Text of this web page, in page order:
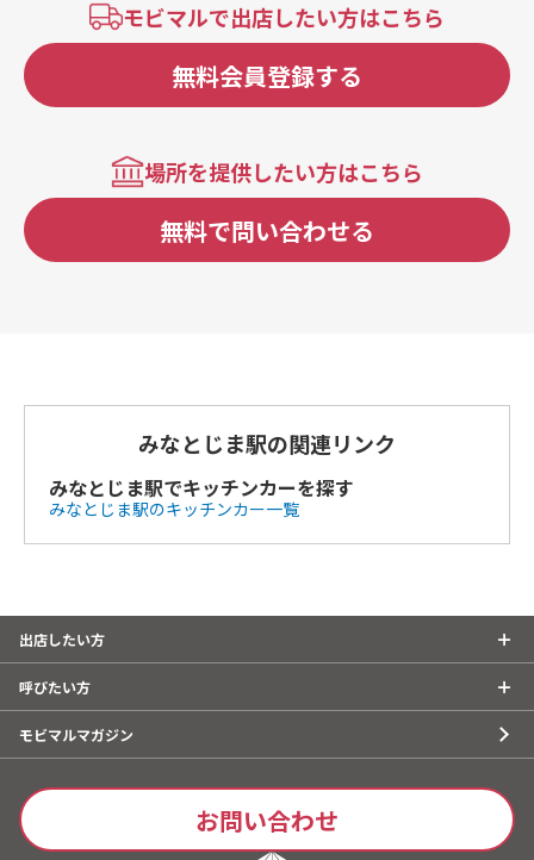
モビマルで出店したい方はこちら
無料会員登録する
場所を提供したい方はこちら
無料で問い合わせる
みなとじま駅の関連リンク
みなとじま駅でキッチンカーを探す
みなとじま駅のキッチンカー一覧
出店したい方
呼びたい方
モビマルマガジン
お問い合わせ